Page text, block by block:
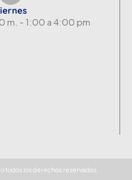
m. - 1:00 a 4:00 pm
todos los derechos reservados.